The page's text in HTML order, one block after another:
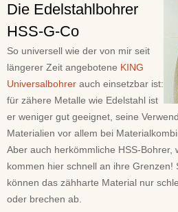
Die Edelstahlbohrer
HSS-G-Co
So universell wie der von mir seit
längerer Zeit angebotene KING
Universalbohrer auch einsetzbar ist:
für zähere Metalle wie Edelstahl ist
er weniger gut geeignet, seine
Materialien vor allem bei
Aber auch herkömmliche HSS-Bohrer,
kommen hier schnell an ihre Grenzen!
können das zähharte Material nur
oder brechen ab.